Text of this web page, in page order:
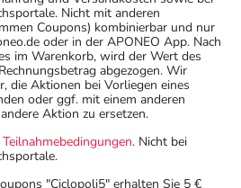
Nicht mit anderen
Coupons) kombinierbar und nur
oder in der APONEO App. Nach
im Warenkorb, wird der Wert des
abgezogen. Wir
die Aktionen bei Vorliegen eines
oder ggf. mit einem anderen
Aktion zu ersetzen.
Teilnahmebedingungen. Nicht bei
"Ciclopoli5" erhalten Sie 5 €